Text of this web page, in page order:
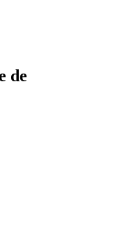
de